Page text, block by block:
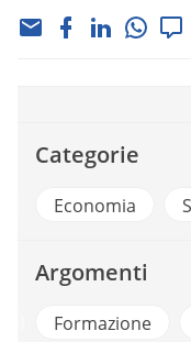
Categorie
Economia
Argomenti
Formazione